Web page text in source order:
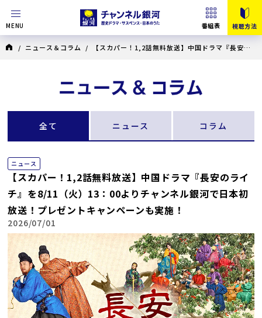
MENU 番組表 視聴方法
/ ニュース＆コラム
/ 【スカパー！1,2話無料放送】中国ドラマ『長安の
全て ニュース コラム
ニュース
【スカパー！1,2話無料放送】中国ドラマ『長安のライ
チ』を8/11（火）13：00よりチャンネル銀河で日本初
放送！プレゼントキャンペーンも実施！
2026/07/01